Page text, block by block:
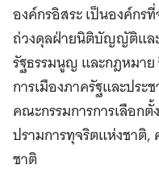
องค์กรอิสระ เป็นองค์ก
ถ่วงดุลฝ่ายนิติบัญญัติแล
รัฐธรรมนูญ และกฎหมา
การเมืองภาครัฐและประ
คณะกรรมการการเลือก
ปรามการทุจริตแห่งชาติ
ชาติ